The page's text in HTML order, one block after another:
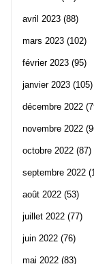
avril 2023 (88)
mars 2023 (102)
février 2023 (95)
janvier 2023 (105)
décembre 2022
novembre 2022
octobre 2022 (87)
septembre 2022
août 2022 (53)
juillet 2022 (77)
juin 2022 (76)
mai 2022 (83)